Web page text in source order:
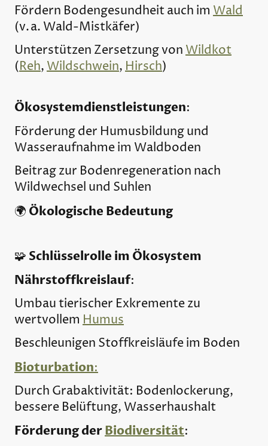
Fördern Bodengesundheit auch im Wald
(v. a. Wald-Mistkäfer)
Unterstützen Zersetzung vonWildkot
(Reh,Wildschwein,Hirsch)
Ökosystemdienstleistungen:
Förderung der Humusbildung und
Wasseraufnahme im Waldboden
Beitrag zur Bodenregeneration nach
Wildwechsel und Suhlen
🌍 Ökologische Bedeutung
🧩 Schlüsselrolle im Ökosystem
Nährstoffkreislauf:
Umbau tierischer Exkremente zu
wertvollem Humus
Beschleunigen Stoffkreisläufe im Boden
Bioturbation:
Durch Grabaktivität: Bodenlockerung,
bessere Belüftung, Wasserhaushalt
Förderung derBiodiversität: